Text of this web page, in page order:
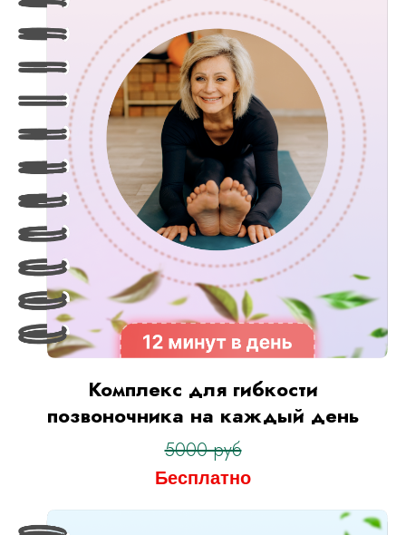
Комплекс для гибкости
позвоночника на каждый день
5000 руб
Бесплатно